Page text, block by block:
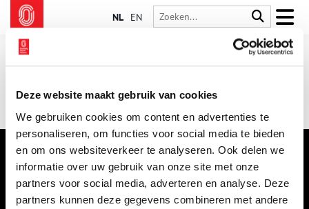
Deze website maakt gebruik van cookies
We gebruiken cookies om content en advertenties te
personaliseren, om functies voor social media te bieden
en om ons websiteverkeer te analyseren. Ook delen we
informatie over uw gebruik van onze site met onze
partners voor social media, adverteren en analyse. Deze
partners kunnen deze gegevens combineren met andere
NL EN
VERHALEN
NIEUWS